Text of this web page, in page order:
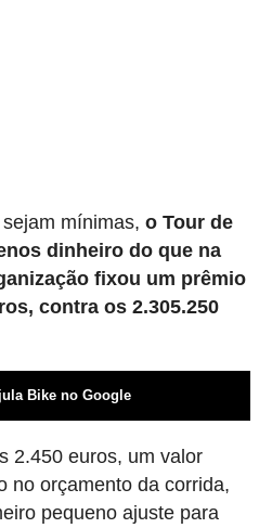
mínimas, o Tour de
dinheiro do que na
fixou um prêmio
contra os 2.305.250
Bike no Google
2.450 euros, um valor
no orçamento da corrida,
pequeno ajuste para